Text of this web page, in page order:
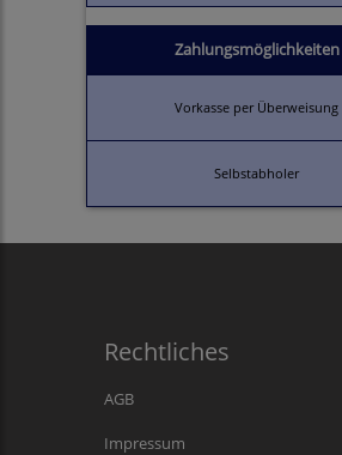
Zahlungsmöglichkeiten
Vorkasse per Überweisung
Selbstabholer
Rechtliches
AGB
Impressum